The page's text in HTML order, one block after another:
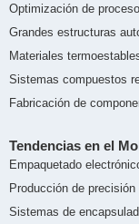
Optimización de
Grandes estructuras
Materiales
Sistemas compuestos
Fabricación de
Tendencias en el
Empaquetado
Producción de
Sistemas de